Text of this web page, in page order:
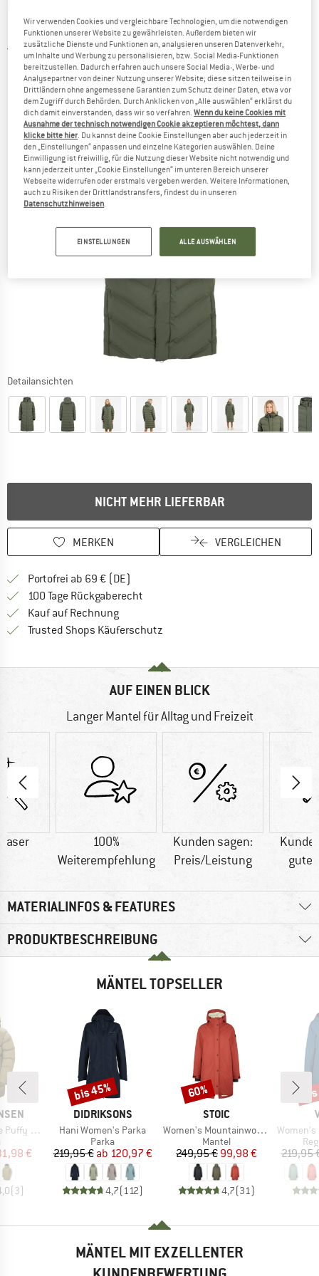
Parka - Mantel
4,0(1)
Detailansichten
NICHT MEHR LIEFERBAR
MERKEN VERGLEICHEN
Portofrei ab 69 € (DE)
100 Tage Rückgaberecht
Kauf auf RechnungFinde die Zahlungs-Infos hier! Öffnet
Trusted Shops Käuferschutz
AUF EINEN BLICK
Langer Mantel für Alltag und Freizeit
100%
Weiterempfehlung
Kunden sagen:
Preis/Leistung
gute
MATERIALINFOS & FEATURES
PRODUKTBESCHREIBUNG
MÄNTEL TOPSELLER
Parka
Preis
€
(3)
MARKE
DIDRIKSONS
Artikel
Hani Women's Parka
Produktgruppe
Parka
Preis
219,95 € reduzierter Preis
ab 120,97 €
4,7(112)
Rabatt
bis 45%
MARKE
STOIC
Artikel
Women's Mountainwool MMXX UppsalaSt. Oversized Coa
Produktgruppe
Mantel
Preis
249,95 €reduzierter Preis
99,98 €
4,7(31 )
Rabatt
60%
Artikel
Women's
219,95
MÄNTEL MIT EXZELLENTER
Wir verwenden Cookies und vergleichbare Technologien, um die notwendigen
Funktionen unserer Website zu gewährleisten. Außerdem bieten wir
zusätzliche Dienste und Funktionen an, analysieren unseren Datenverkehr,
um Inhalte und Werbung zu personalisieren, bzw. Social Media-Funktionen
bereitzustellen. Dadurch erfahren auch unsere Social Media-, Werbe- und
Analysepartner von deiner Nutzung unserer Website; diese sitzen teilweise in
Drittländern ohne angemessene Garantien zum Schutz deiner Daten, etwa vor
dem Zugriff durch Behörden. Durch Anklicken von „Alle auswählen“ erklärst du
dich damit einverstanden, dass wir so verfahren.Wenn du keine Cookies mit
Ausnahme der technisch notwendigen Cookie akzeptieren möchtest, dann
klicke bitte hier. Du kannst deine Cookie Einstellungen aber auch jederzeit in
den „Einstellungen“ anpassen und einzelne Kategorien auswählen. Deine
Einwilligung ist freiwillig, für die Nutzung dieser Website nicht notwendig und
kann jederzeit unter „Cookie Einstellungen“ im unteren Bereich unserer
Webseite widerrufen oder erstmals vergeben werden. Weitere Informationen,
auch zu Risiken der Drittlandstransfers, findest du in unseren
Datenschutzhinweisen.
EINSTELLUNGEN ALLE AUSWÄHLEN